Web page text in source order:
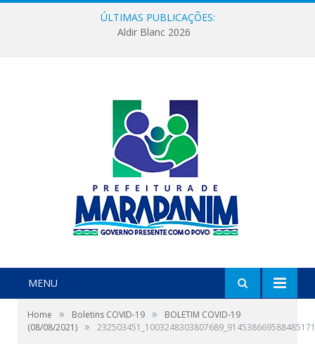
ÚLTIMAS PUBLICAÇÕES:
Aldir Blanc 2026
MENU
Home » Boletins COVID-19 »
BOLETIM COVID-19
(08/08/2021) »